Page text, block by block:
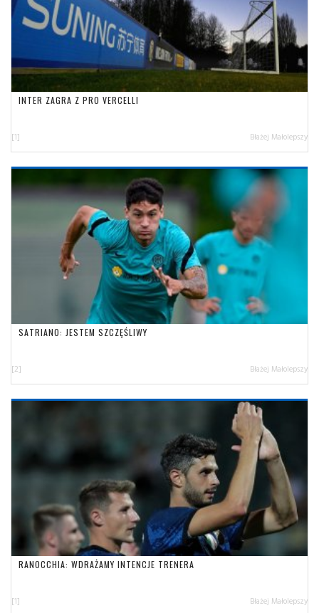
INTER ZAGRA Z PRO VERCELLI
[1] Błażej Małolepszy
SATRIANO: JESTEM SZCZĘŚLIWY
[2] Błażej Małolepszy
RANOCCHIA: WDRAŻAMY INTENCJE TRENERA
[1] Błażej Małolepszy